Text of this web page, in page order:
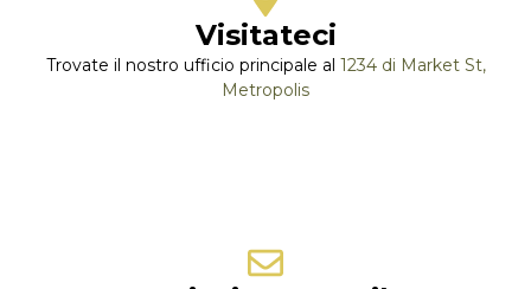
Visitateci
Trovate il nostro ufficio principale al 1234 di Market St,
Metropolis